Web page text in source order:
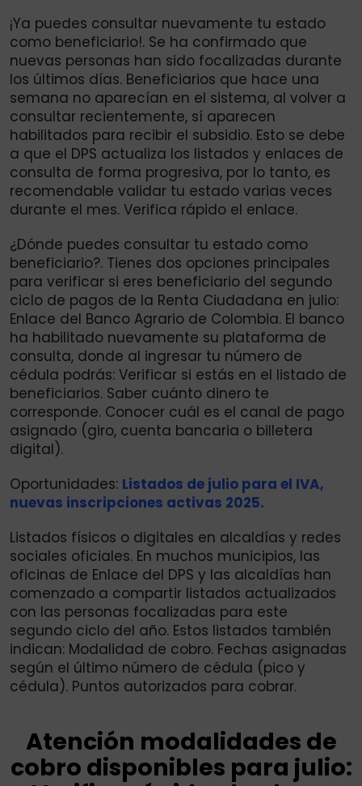
¡Ya puedes consultar nuevamente tu estado
como beneficiario!. Se ha confirmado que
nuevas personas han sido focalizadas durante
los últimos días. Beneficiarios que hace una
semana no aparecían en el sistema, al volver a
consultar recientemente, sí aparecen
habilitados para recibir el subsidio. Esto se debe
a que el DPS actualiza los listados y enlaces de
consulta de forma progresiva, por lo tanto, es
recomendable validar tu estado varias veces
durante el mes. Verifica rápido el enlace.
¿Dónde puedes consultar tu estado como
beneficiario?. Tienes dos opciones principales
para verificar si eres beneficiario del segundo
ciclo de pagos de la Renta Ciudadana en julio:
Enlace del Banco Agrario de Colombia. El banco
ha habilitado nuevamente su plataforma de
consulta, donde al ingresar tu número de
cédula podrás: Verificar si estás en el listado de
beneficiarios. Saber cuánto dinero te
corresponde. Conocer cuál es el canal de pago
asignado (giro, cuenta bancaria o billetera
digital).
Oportunidades: Listados de julio para el IVA,
nuevas inscripciones activas 2025.
Listados físicos o digitales en alcaldías y redes
sociales oficiales. En muchos municipios, las
oficinas de Enlace del DPS y las alcaldías han
comenzado a compartir listados actualizados
con las personas focalizadas para este
segundo ciclo del año. Estos listados también
indican: Modalidad de cobro. Fechas asignadas
según el último número de cédula (pico y
cédula). Puntos autorizados para cobrar.
Atención modalidades de
cobro disponibles para julio: